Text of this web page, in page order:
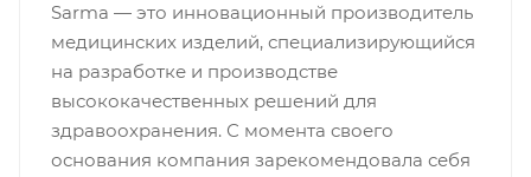
Sarma — это инновационный производитель
медицинских изделий, специализирующийся
на разработке и производстве
высококачественных решений для
здравоохранения. С момента своего
основания компания зарекомендовала себя